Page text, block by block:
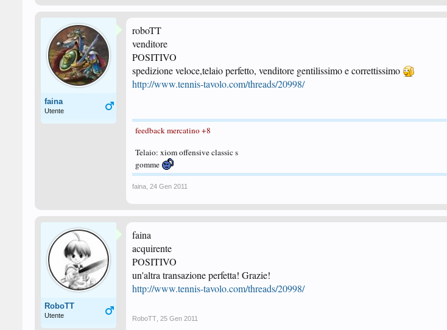
faina
Utente
roboTT
venditore
POSITIVO
spedizione veloce,telaio perfetto, venditore gentilissimo e correttissimo
http://www.tennis-tavolo.com/threads/20998/
feedback mercatino +8
Telaio: xiom offensive classic s
gomme
faina 24 Gen 2011
RoboTT
Utente
faina
acquirente
POSITIVO
un'altra transazione perfetta! Grazie!
http://www.tennis-tavolo.com/threads/20998/
RoboTT 25 Gen 2011